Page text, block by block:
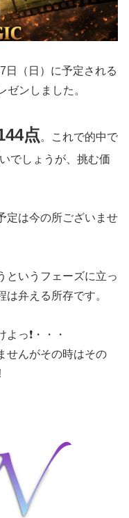
日（日）に予定される
ンしました。
点。これで的中で
でしょうが、挑む価
定は今の所ございませ
というフェーズに立っ
弁える所存です。
っ❗️・・・
んがその時はその